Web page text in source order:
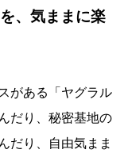
、気ままに楽
がある「ヤグラル
だり、秘密基地の
だり、自由気まま